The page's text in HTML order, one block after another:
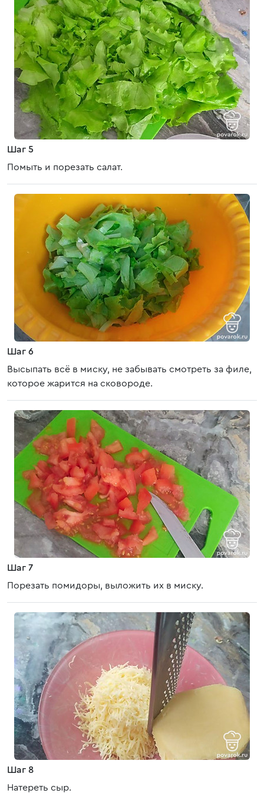
Шаг 5
Помыть и порезать салат.
Шаг 6
Высыпать всё в миску, не забывать смотреть за филе,
которое жарится на сковороде.
Шаг 7
Порезать помидоры, выложить их в миску.
Шаг 8
Натереть сыр.